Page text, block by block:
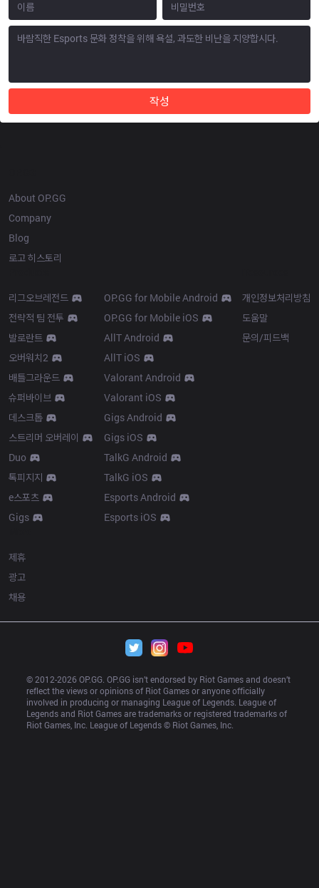
작성
About OP.GG
Company
Blog
로고 히스토리
리그오브레전드
전략적 팀 전투
발로란트
오버워치2
배틀그라운드
슈퍼바이브
데스크톱
스트리머 오버레이
Duo
톡피지지
e스포츠
Gigs
OP.GG for Mobile Android
OP.GG for Mobile iOS
AllT Android
AllT iOS
Valorant Android
Valorant iOS
Gigs Android
Gigs iOS
TalkG Android
TalkG iOS
Esports Android
Esports iOS
개인정보처리방침
도움말
문의/피드백
제휴
광고
채용
© 2012-2026 OP.GG. OP.GG isn’t endorsed by Riot Games and doesn’t
reflect the views or opinions of Riot Games or anyone officially
involved in producing or managing League of Legends. League of
Legends and Riot Games are trademarks or registered trademarks of
Riot Games, Inc. League of Legends © Riot Games, Inc.